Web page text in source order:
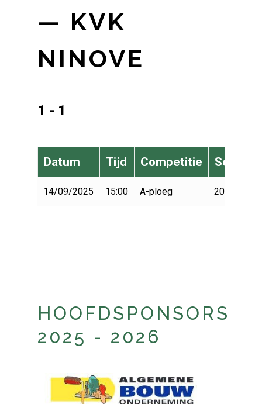
— KVK
NINOVE
1 - 1
Datum Tijd Competitie Seizoen
14/09/2025 15:00 A-ploeg 2025-2026
HOOFDSPONSORS
2025 - 2026